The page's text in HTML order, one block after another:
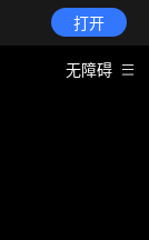
打开
无障碍